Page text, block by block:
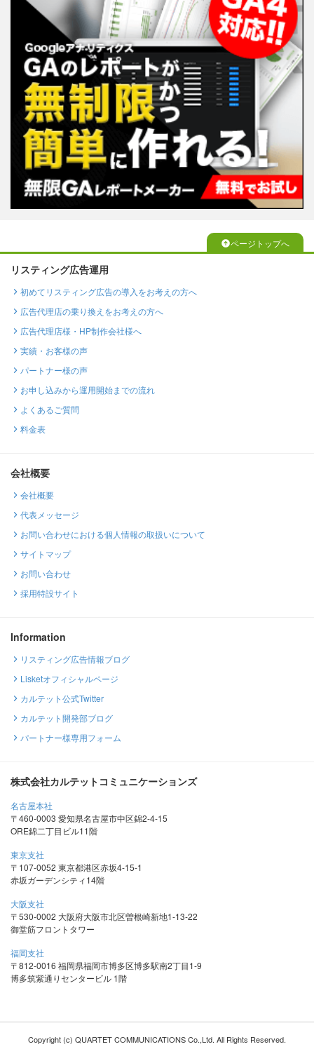
ページトップへ
リスティング広告運用
初めてリスティング広告の導入をお考えの方へ
広告代理店の乗り換えをお考えの方へ
広告代理店様・HP制作会社様へ
実績・お客様の声
パートナー様の声
お申し込みから運用開始までの流れ
よくあるご質問
料金表
会社概要
会社概要
代表メッセージ
お問い合わせにおける個人情報の取扱いについて
サイトマップ
お問い合わせ
採用特設サイト
Information
リスティング広告情報ブログ
Lisketオフィシャルページ
カルテット公式Twitter
カルテット開発部ブログ
パートナー様専用フォーム
株式会社カルテットコミュニケーションズ
名古屋本社
〒460-0003 愛知県名古屋市中区錦2-4-15
ORE錦二丁目ビル11階
東京支社
〒107-0052 東京都港区赤坂4-15-1
赤坂ガーデンシティ14階
大阪支社
〒530-0002 大阪府大阪市北区曽根崎新地1-13-22
御堂筋フロントタワー
福岡支社
〒812-0016 福岡県福岡市博多区博多駅南2丁目1-9
博多筑紫通りセンタービル 1階
Copyright (c) QUARTET COMMUNICATIONS Co.,Ltd. All Rights Reserved.